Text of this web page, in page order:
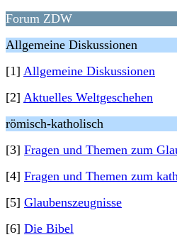
Forum ZDW
Allgemeine Diskussionen
[1] Allgemeine Diskussionen
[2] Aktuelles Weltgeschehen
römisch-katholisch
[3] Fragen und Themen zum
[4] Fragen und Themen zum
[5] Glaubenszeugnisse
[6] Die Bibel